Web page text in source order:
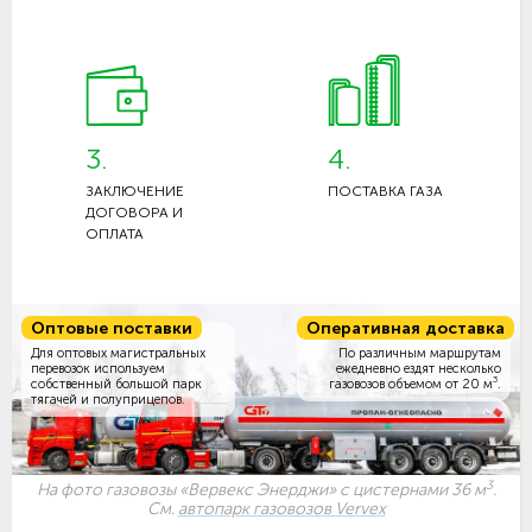
3.
ЗАКЛЮЧЕНИЕ
ДОГОВОРА И
ОПЛАТА
4.
ПОСТАВКА ГАЗА
Оптовые поставки
Для оптовых магистральных
перевозок используем
собственный большой парк
тягачей и полуприцепов.
Оперативная доставка
По различным маршрутам
ежедневно ездят несколько
газовозов объемом от 20 м3
На фото газовозы «Вервекс Энерджи» с цистернами 36 м3.
См. автопарк газовозов Vervex